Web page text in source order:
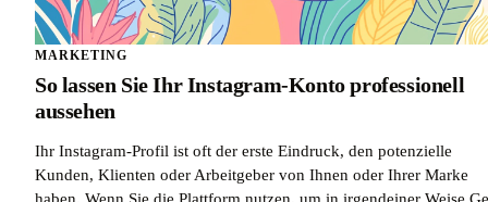
MARKETING
So lassen Sie Ihr Instagram-Konto professionell
aussehen
Ihr Instagram-Profil ist oft der erste Eindruck, den potenzielle
Kunden, Klienten oder Arbeitgeber von Ihnen oder Ihrer Marke